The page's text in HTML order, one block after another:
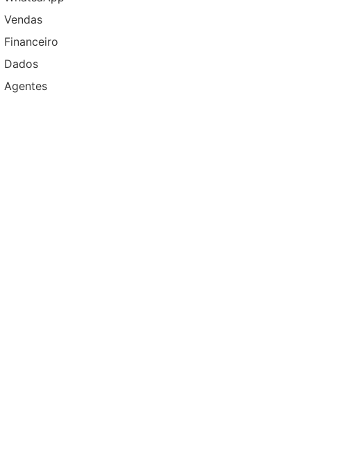
Vendas
Financeiro
Dados
Agentes